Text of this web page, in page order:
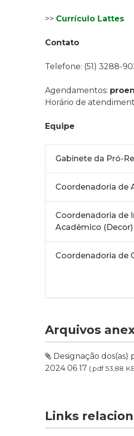
>> Currículo Lattes
Contato
Telefone: (51) 3288-
Agendamentos:
Horário de
Equipe
Gabinete da Pró-
Coordenadoria de
Coordenadoria de
Acadêmico (Decor)
Coordenadoria de
Arquivos
Designação dos(as)
2024 06 17 (.pdf 53,88
Links